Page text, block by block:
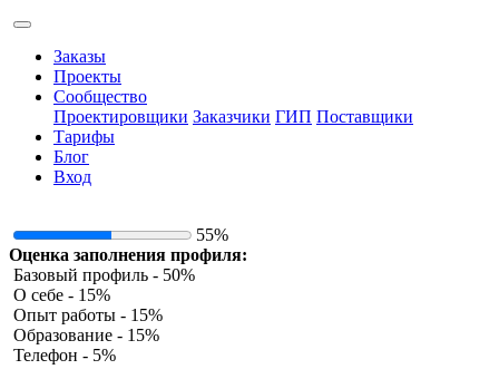
Заказы
Проекты
Сообщество
Проектировщики Заказчики ГИП Поставщики
Тарифы
Блог
Вход
55%
Оценка заполнения профиля:
Базовый профиль - 50%
О себе - 15%
Опыт работы - 15%
Образование - 15%
Телефон - 5%